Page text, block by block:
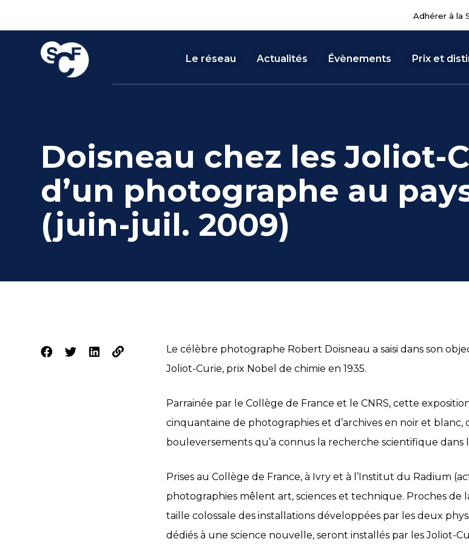
Adhérer à la
Le réseau Actualités Évènements Prix et
Doisneau chez les Joliot-
d’un photographe au
(juin-juil. 2009)
Le célèbre photographe Robert Doisneau a saisi dans son
Joliot-Curie, prix Nobel de chimie en 1935.
Parrainée par le Collège de France et le CNRS, cette
cinquantaine de photographies et d’archives en noir et
bouleversements qu’a connus la recherche scientifique dans
Prises au Collège de France, à Ivry et à l’Institut du Radium
photographies mêlent art, sciences et technique. Proches de
taille colossale des installations développées par les deux
dédiés à une science nouvelle, seront installés par les Joliot-